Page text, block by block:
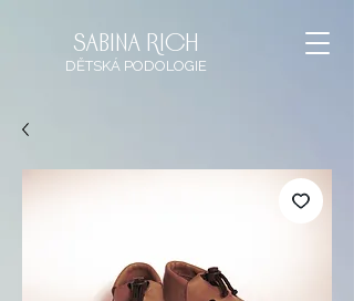
sabina rich
DĚTSKÁ PODOLOGIE